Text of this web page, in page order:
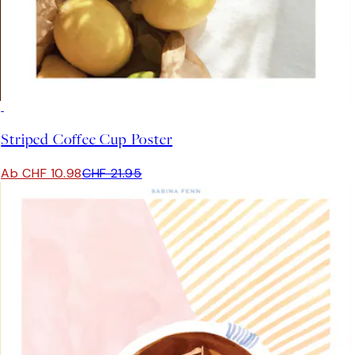
Striped Coffee Cup Poster
Ab CHF 10.98CHF 21.95